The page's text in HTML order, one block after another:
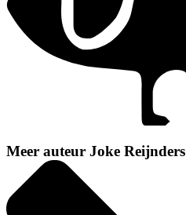
Meer auteur Joke Reijnders